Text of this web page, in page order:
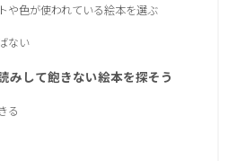
や色が使われている絵本を選ぶ
ない
みして飽きない絵本を探そう
る